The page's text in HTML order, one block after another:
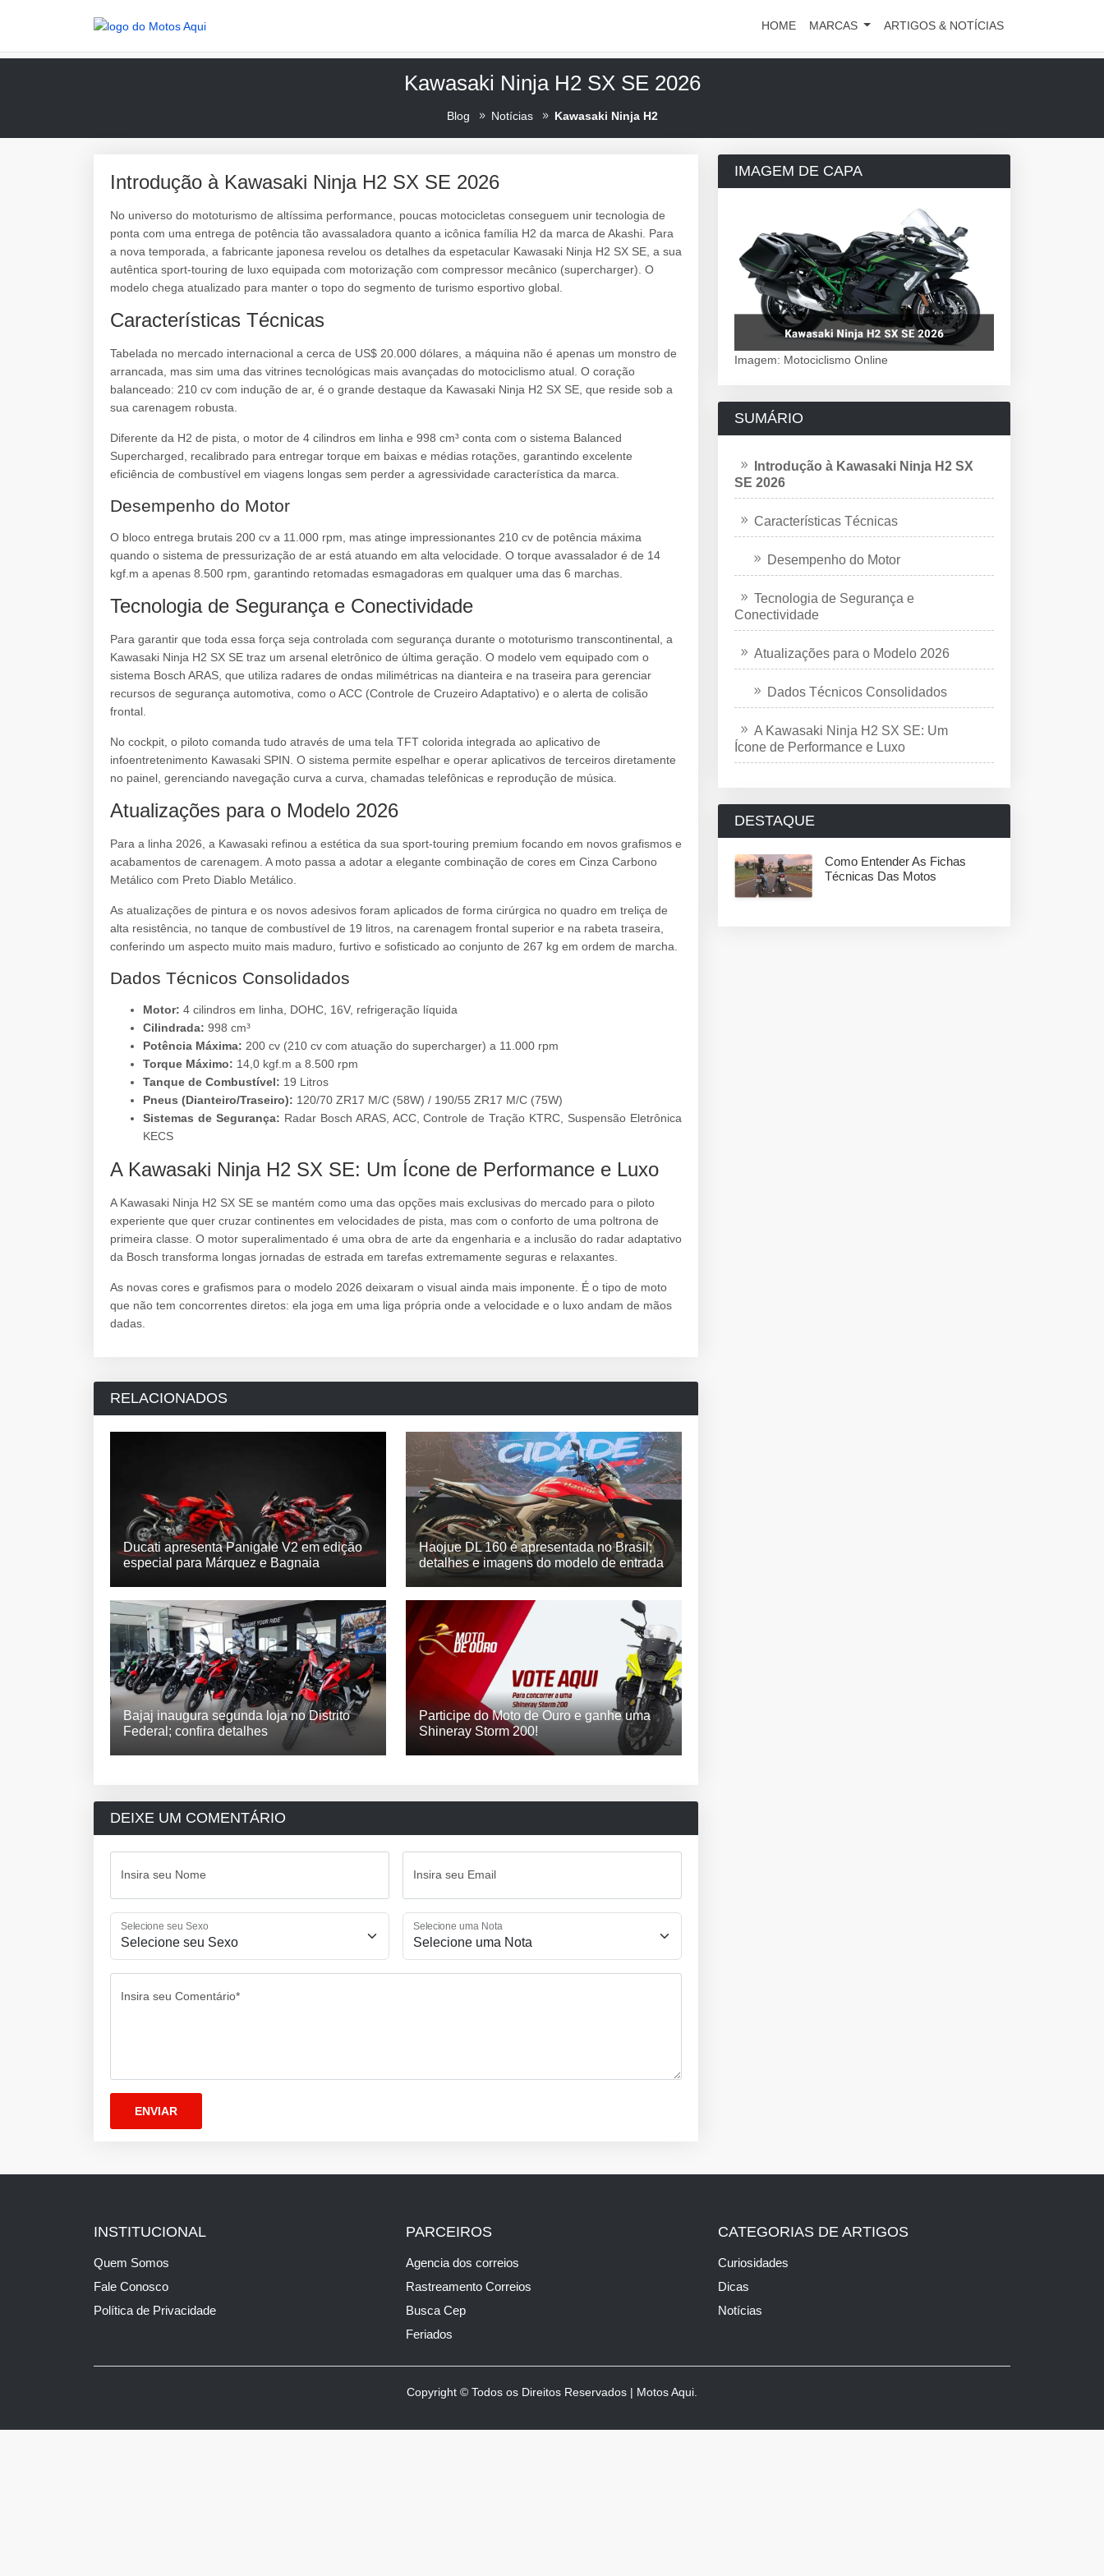
HOME MARCAS ARTIGOS & NOTÍCIAS
Kawasaki Ninja H2 SX SE 2026
Blog Notícias Kawasaki Ninja H2
Introdução à Kawasaki Ninja H2 SX SE 2026
No universo do mototurismo de altíssima performance, poucas motocicletas conseguem unir tecnologia de
ponta com uma entrega de potência tão avassaladora quanto a icônica família H2 da marca de Akashi. Para
a nova temporada, a fabricante japonesa revelou os detalhes da espetacular Kawasaki Ninja H2 SX SE, a sua
autêntica sport-touring de luxo equipada com motorização com compressor mecânico (supercharger). O
modelo chega atualizado para manter o topo do segmento de turismo esportivo global.
Características Técnicas
Tabelada no mercado internacional a cerca de US$ 20.000 dólares, a máquina não é apenas um monstro de
arrancada, mas sim uma das vitrines tecnológicas mais avançadas do motociclismo atual. O coração
balanceado: 210 cv com indução de ar, é o grande destaque da Kawasaki Ninja H2 SX SE, que reside sob a
sua carenagem robusta.
Diferente da H2 de pista, o motor de 4 cilindros em linha e 998 cm³ conta com o sistema Balanced
Supercharged, recalibrado para entregar torque em baixas e médias rotações, garantindo excelente
eficiência de combustível em viagens longas sem perder a agressividade característica da marca.
Desempenho do Motor
O bloco entrega brutais 200 cv a 11.000 rpm, mas atinge impressionantes 210 cv de potência máxima
quando o sistema de pressurização de ar está atuando em alta velocidade. O torque avassalador é de 14
kgf.m a apenas 8.500 rpm, garantindo retomadas esmagadoras em qualquer uma das 6 marchas.
Tecnologia de Segurança e Conectividade
Para garantir que toda essa força seja controlada com segurança durante o mototurismo transcontinental, a
Kawasaki Ninja H2 SX SE traz um arsenal eletrônico de última geração. O modelo vem equipado com o
sistema Bosch ARAS, que utiliza radares de ondas milimétricas na dianteira e na traseira para gerenciar
recursos de segurança automotiva, como o ACC (Controle de Cruzeiro Adaptativo) e o alerta de colisão
frontal.
No cockpit, o piloto comanda tudo através de uma tela TFT colorida integrada ao aplicativo de
infoentretenimento Kawasaki SPIN. O sistema permite espelhar e operar aplicativos de terceiros diretamente
no painel, gerenciando navegação curva a curva, chamadas telefônicas e reprodução de música.
Atualizações para o Modelo 2026
Para a linha 2026, a Kawasaki refinou a estética da sua sport-touring premium focando em novos grafismos e
acabamentos de carenagem. A moto passa a adotar a elegante combinação de cores em Cinza Carbono
Metálico com Preto Diablo Metálico.
As atualizações de pintura e os novos adesivos foram aplicados de forma cirúrgica no quadro em treliça de
alta resistência, no tanque de combustível de 19 litros, na carenagem frontal superior e na rabeta traseira,
conferindo um aspecto muito mais maduro, furtivo e sofisticado ao conjunto de 267 kg em ordem de marcha.
Dados Técnicos Consolidados
Motor: 4 cilindros em linha, DOHC, 16V, refrigeração líquida
Cilindrada: 998 cm³
Potência Máxima: 200 cv (210 cv com atuação do supercharger) a 11.000 rpm
Torque Máximo: 14,0 kgf.m a 8.500 rpm
Tanque de Combustível: 19 Litros
Pneus (Dianteiro/Traseiro): 120/70 ZR17 M/C (58W) / 190/55 ZR17 M/C (75W)
Sistemas de Segurança: Radar Bosch ARAS, ACC, Controle de Tração KTRC, Suspensão Eletrônica
KECS
A Kawasaki Ninja H2 SX SE: Um Ícone de Performance e Luxo
A Kawasaki Ninja H2 SX SE se mantém como uma das opções mais exclusivas do mercado para o piloto
experiente que quer cruzar continentes em velocidades de pista, mas com o conforto de uma poltrona de
primeira classe. O motor superalimentado é uma obra de arte da engenharia e a inclusão do radar adaptativo
da Bosch transforma longas jornadas de estrada em tarefas extremamente seguras e relaxantes.
As novas cores e grafismos para o modelo 2026 deixaram o visual ainda mais imponente. É o tipo de moto
que não tem concorrentes diretos: ela joga em uma liga própria onde a velocidade e o luxo andam de mãos
dadas.
RELACIONADOS
Ducati apresenta Panigale V2 em edição
especial para Márquez e Bagnaia
Haojue DL 160 é apresentada no Brasil;
detalhes e imagens do modelo de entrada
Bajaj inaugura segunda loja no Distrito
Federal; confira detalhes
Participe do Moto de Ouro e ganhe uma
Shineray Storm 200!
DEIXE UM COMENTÁRIO
Insira seu Nome Insira seu Email
Selecione seu Sexo Selecione uma Nota
Insira seu Comentário*
IMAGEM DE CAPA
Imagem: Motociclismo Online
SUMÁRIO
Introdução à Kawasaki Ninja H2 SX
SE 2026
Características Técnicas
Desempenho do Motor
Tecnologia de Segurança e
Conectividade
Atualizações para o Modelo 2026
Dados Técnicos Consolidados
A Kawasaki Ninja H2 SX SE: Um
Ícone de Performance e Luxo
DESTAQUE
Como Entender As Fichas
Técnicas Das Motos
INSTITUCIONAL
Quem Somos
Fale Conosco
Política de Privacidade
PARCEIROS
Agencia dos correios
Rastreamento Correios
Busca Cep
Feriados
CATEGORIAS DE ARTIGOS
Curiosidades
Dicas
Notícias
Copyright © Todos os Direitos Reservados | Motos Aqui.